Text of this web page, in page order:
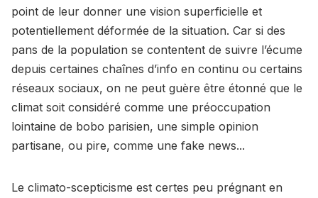
point de leur donner une vision superficielle et
potentiellement déformée de la situation. Car si des
pans de la population se contentent de suivre l’écume
depuis certaines chaînes d’info en continu ou certains
réseaux sociaux, on ne peut guère être étonné que le
climat soit considéré comme une préoccupation
lointaine de bobo parisien, une simple opinion
partisane, ou pire, comme une fake news...
Le climato-scepticisme est certes peu prégnant en